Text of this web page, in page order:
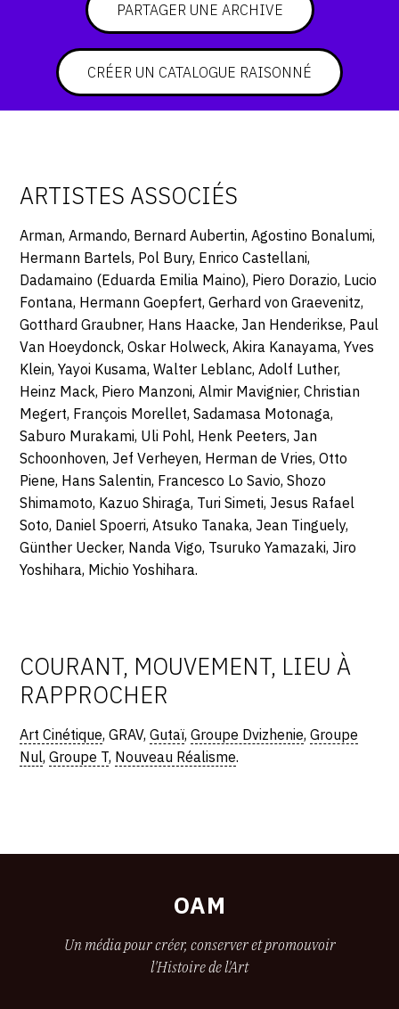
PARTAGER UNE ARCHIVE
CRÉER UN CATALOGUE RAISONNÉ
ARTISTES ASSOCIÉS
Arman, Armando, Bernard Aubertin, Agostino Bonalumi,
Hermann Bartels, Pol Bury, Enrico Castellani,
Dadamaino (Eduarda Emilia Maino), Piero Dorazio, Lucio
Fontana, Hermann Goepfert, Gerhard von Graevenitz,
Gotthard Graubner, Hans Haacke, Jan Henderikse, Paul
Van Hoeydonck, Oskar Holweck, Akira Kanayama, Yves
Klein, Yayoi Kusama, Walter Leblanc, Adolf Luther,
Heinz Mack, Piero Manzoni, Almir Mavignier, Christian
Megert, François Morellet, Sadamasa Motonaga,
Saburo Murakami, Uli Pohl, Henk Peeters, Jan
Schoonhoven, Jef Verheyen, Herman de Vries, Otto
Piene, Hans Salentin, Francesco Lo Savio, Shozo
Shimamoto, Kazuo Shiraga, Turi Simeti, Jesus Rafael
Soto, Daniel Spoerri, Atsuko Tanaka, Jean Tinguely,
Günther Uecker, Nanda Vigo, Tsuruko Yamazaki, Jiro
Yoshihara, Michio Yoshihara.
COURANT, MOUVEMENT, LIEU À
RAPPROCHER
Art Cinétique, GRAV,Gutaï,Groupe Dvizhenie,Groupe
Nul,Groupe T, Nouveau Réalisme.
OAM
Un média pour créer, conserver et promouvoir
l'Histoire de l'Art